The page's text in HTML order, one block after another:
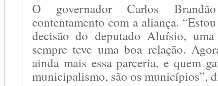
O governador Carlos
contentamento com a aliança.
decisão do deputado Aluísio,
sempre teve uma boa relação.
ainda mais essa parceria, e quem
municipalismo, são os municípios”,